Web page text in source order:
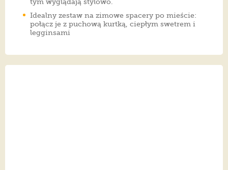
Idealny zestaw na zimowe spacery po mieście:
połącz je z puchową kurtką, ciepłym swetrem i
legginsami